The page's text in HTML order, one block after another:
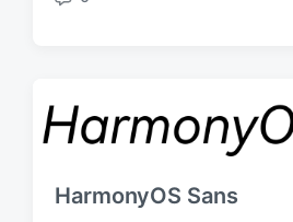
评
HarmonyOS Sans